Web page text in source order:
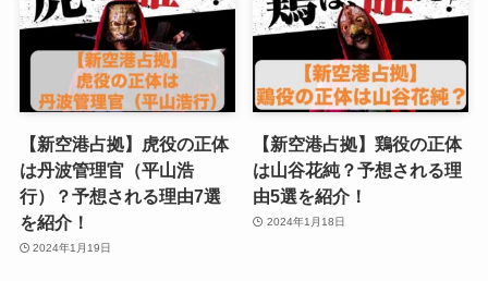
【新空港占拠】虎役の正体
は丹波管理官（平山浩
行）？予想される理由7選
を紹介！
2024年1月19日
【新空港占拠】鶏役の正体
は山谷花純？予想される理
由5選を紹介！
2024年1月18日